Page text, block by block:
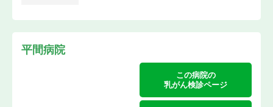
平間病院
この病院の
乳がん検診ページ